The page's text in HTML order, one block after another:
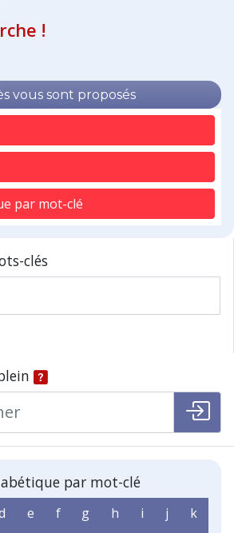
!
vous sont proposés
par mot-clé
clés
par mot-clé
e f g h i j
k